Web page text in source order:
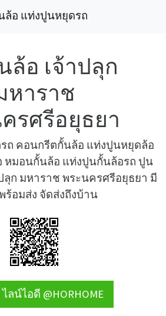
ล้อ แท่งปูนหยุดรถ
ล้อ เจ้าปลุก
หาราช
รศรีอยุธยา
ถ คอนกรีตกั้นล้อ แท่งปูนหยุดล้อ
มอนกั้นล้อ แท่งปูนกั้นล้อรถ ปูน
ก มหาราช พระนครศรีอยุธยา มี
ร้อมส่ง จัดส่งถึงบ้าน
ลน์ไอดี @HORHOME